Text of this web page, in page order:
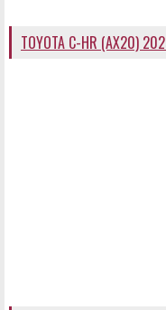
TOYOTA C-HR (AX20)